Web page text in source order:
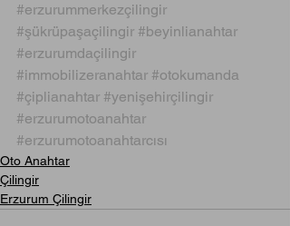
#erzurummerkezçilingir
#şükrüpaşaçilingir #beyinlianahtar
#erzurumdaçilingir
#immobilizeranahtar #otokumanda
#çiplianahtar #yenişehirçilingir
#erzurumotoanahtar
#erzurumotoanahtarcısı
Oto Anahtar
Çilingir
Erzurum Çilingir